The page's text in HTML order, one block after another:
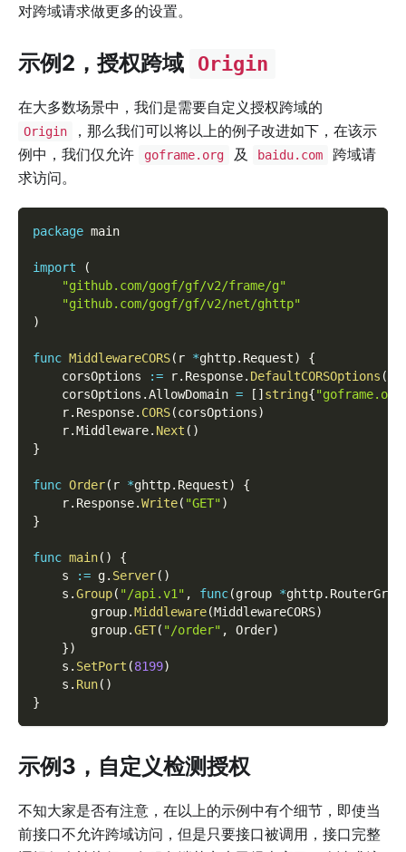
对跨域请求做更多的设置。
示例2，授权跨域 Origin
在大多数场景中，我们是需要自定义授权跨域的
Origin
，那么我们可以将以上的例子改进如下，在该示
例中，我们仅允许
goframe.org 及 baidu.com
跨域请
求访问。
package main
import
(
"github.com/gogf/gf/v2/frame/g"
"github.com/gogf/gf/v2/net/ghttp"
)
func MiddlewareCORS( r *ghttp. Request)
{
    corsOptions
:= r. Response. DefaultCORSOptions (
    corsOptions
.AllowDomain = [ ] string{
    r
. Response. CORS(corsOptions)
    r
.Middleware. Next ( )
}
func Order( r *ghttp. Request)
{
    r
. Response.Write( "GET")
}
func main( )
{
    s
:= g. Server( )
    s
.Group( "/api.v1" , func(group *ghttp.
        group
.Middleware(MiddlewareCORS)
        group
.GET( "/order" , Order)
})
    s
. SetPort (8199)
    s
. Run( )
}
示例3，自定义检测授权
不知大家是否有注意，在以上的示例中有个细节，即使当
前接口不允许跨域访问，但是只要接口被调用，接口完整